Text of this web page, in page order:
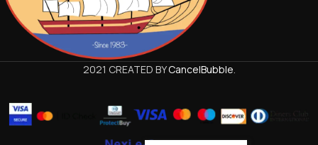
2021 CREATED BYCancelBubble.